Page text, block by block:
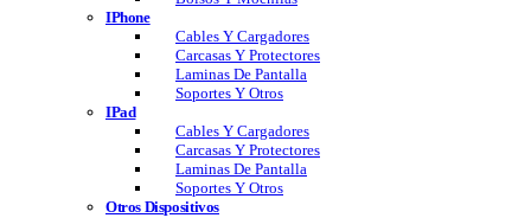
IPhone
Cables Y Cargadores
Carcasas Y Protectores
Laminas De Pantalla
Soportes Y Otros
IPad
Cables Y Cargadores
Carcasas Y Protectores
Laminas De Pantalla
Soportes Y Otros
Otros Dispositivos